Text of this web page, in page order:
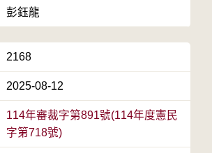
彭鈺龍
2168
2025-08-12
114年審裁字第891號(114年度憲民
字第718號)